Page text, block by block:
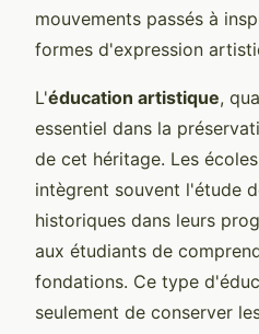
mouvements passés à
formes d'expression
L'éducation artistique,
essentiel dans la
de cet héritage. Les
intègrent souvent l'étude
historiques dans leurs
aux étudiants de
fondations. Ce type
seulement de conserver